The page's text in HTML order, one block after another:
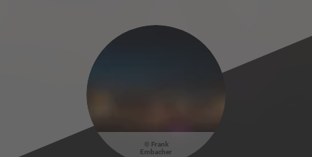
Frank
Embacher